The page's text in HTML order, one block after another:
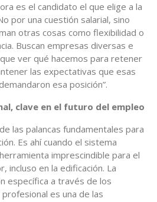
es el candidato el que elige a la
por una cuestión salarial, sino
otras cosas como flexibilidad o
Buscan empresas diversas e
ver qué hacemos para retener
las expectativas que esas
esa posición”.
clave en el futuro del empleo
las palancas fundamentales para
Es ahí cuando el sistema
imprescindible para el
incluso en la edificación. La
específica a través de los
es una de las